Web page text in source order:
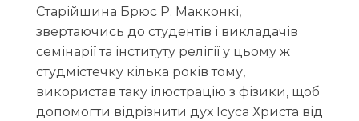
Старійшина Брюс Р. Макконкі,
звертаючись до студентів і викладачів
семінарії та інституту релігії у цьому ж
студмістечку кілька років тому,
використав таку ілюстрацію з фізики, щоб
допомогти відрізнити дух Ісуса Христа від